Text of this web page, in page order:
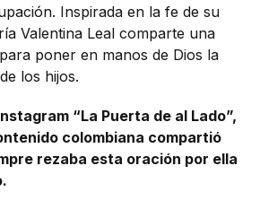
Inspirada en la fe de su
Valentina Leal comparte una
poner en manos de Dios la
los hijos.
“La Puerta de al Lado”,
colombiana compartió
rezaba esta oración por ella